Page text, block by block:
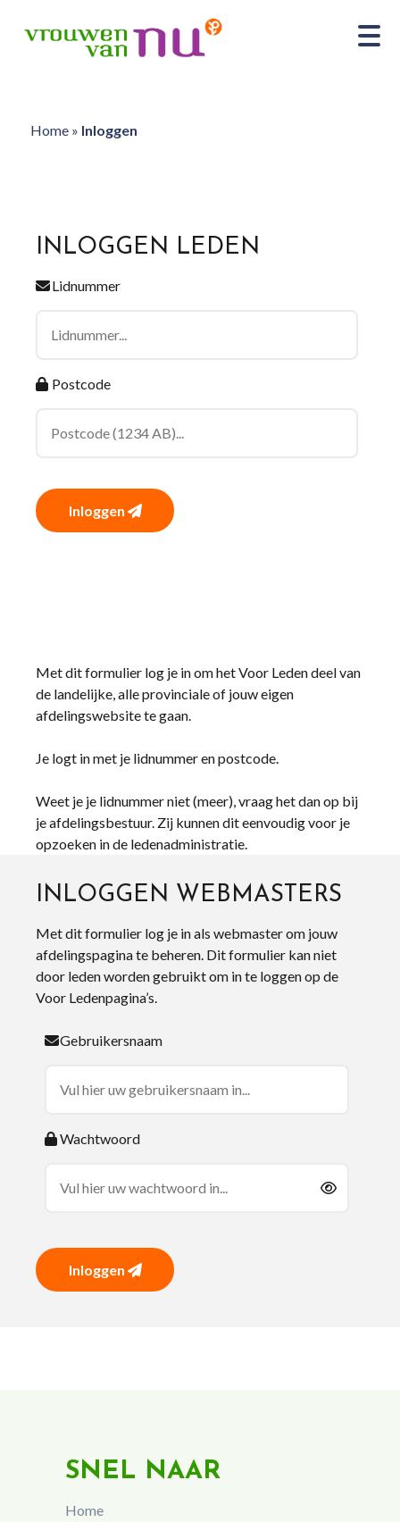
Home» Inloggen
INLOGGEN LEDEN
Lidnummer
Postcode
Inloggen
Met dit formulier log je in om het Voor Leden deel van
de landelijke, alle provinciale of jouw eigen
afdelingswebsite te gaan.
Je logt in met je lidnummer en postcode.
Weet je je lidnummer niet (meer), vraag het dan op bij
je afdelingsbestuur. Zij kunnen dit eenvoudig voor je
opzoeken in de ledenadministratie.
INLOGGEN WEBMASTERS
Met dit formulier log je in als webmaster om jouw
afdelingspagina te beheren. Dit formulier kan niet
door leden worden gebruikt om in te loggen op de
Voor Ledenpagina’s.
Gebruikersnaam
Wachtwoord
Inloggen
SNEL NAAR
Home